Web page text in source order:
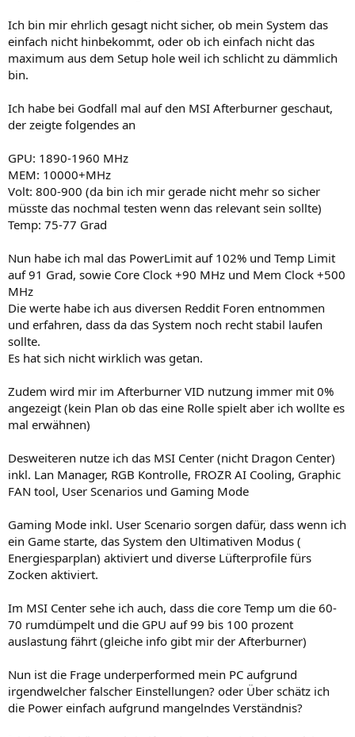
Ich bin mir ehrlich gesagt nicht sicher, ob mein System das
einfach nicht hinbekommt, oder ob ich einfach nicht das
maximum aus dem Setup hole weil ich schlicht zu dämmlich
bin.
Ich habe bei Godfall mal auf den MSI Afterburner geschaut,
der zeigte folgendes an
GPU: 1890-1960 MHz
MEM: 10000+MHz
Volt: 800-900 (da bin ich mir gerade nicht mehr so sicher
müsste das nochmal testen wenn das relevant sein sollte)
Temp: 75-77 Grad
Nun habe ich mal das PowerLimit auf 102% und Temp Limit
auf 91 Grad, sowie Core Clock +90 MHz und Mem Clock +500
MHz
Die werte habe ich aus diversen Reddit Foren entnommen
und erfahren, dass da das System noch recht stabil laufen
sollte.
Es hat sich nicht wirklich was getan.
Zudem wird mir im Afterburner VID nutzung immer mit 0%
angezeigt (kein Plan ob das eine Rolle spielt aber ich wollte es
mal erwähnen)
Desweiteren nutze ich das MSI Center (nicht Dragon Center)
inkl. Lan Manager, RGB Kontrolle, FROZR AI Cooling, Graphic
FAN tool, User Scenarios und Gaming Mode
Gaming Mode inkl. User Scenario sorgen dafür, dass wenn ich
ein Game starte, das System den Ultimativen Modus (
Energiesparplan) aktiviert und diverse Lüfterprofile fürs
Zocken aktiviert.
Im MSI Center sehe ich auch, dass die core Temp um die 60-
70 rumdümpelt und die GPU auf 99 bis 100 prozent
auslastung fährt (gleiche info gibt mir der Afterburner)
Nun ist die Frage underperformed mein PC aufgrund
irgendwelcher falscher Einstellungen? oder Über schätz ich
die Power einfach aufgrund mangelndes Verständnis?